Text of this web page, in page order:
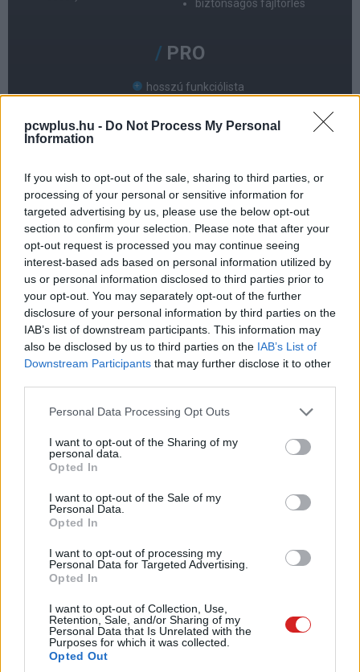
pcwplus.hu - Do Not Process My Personal
Information
If you wish to opt-out of the sale, sharing to third parties, or
processing of your personal or sensitive information for
targeted advertising by us, please use the below opt-out
section to confirm your selection. Please note that after your
opt-out request is processed you may continue seeing
interest-based ads based on personal information utilized by
us or personal information disclosed to third parties prior to
your opt-out. You may separately opt-out of the further
disclosure of your personal information by third parties on the
IAB’s list of downstream participants. This information may
also be disclosed by us to third parties on the IAB’s List of
Downstream Participants that may further disclose it to other
Please note that this website/app uses one or more Google
not limited to your visit or usage behaviour. You may click to
grant or deny consent to Google and its third-party tags to
use your data for below specified purposes in below Google
consent section.
Personal Data Processing Opt Outs
I want to opt-out of the Sharing of my
personal data.
Opted In
I want to opt-out of the Sale of my
Personal Data.
Opted In
I want to opt-out of processing my
Personal Data for Targeted Advertising.
Opted In
I want to opt-out of Collection, Use,
Retention, Sale, and/or Sharing of my
Personal Data that Is Unrelated with the
Purposes for which it was collected.
Opted Out
biztonságos fájltörlés
PRO
hosszú funkciólista
kedvező ár/licenc ár
KONTRA
kevésbé hatékony védelem
tolakodó ajánlatok
független mérés nélkül
Teljesítmény: 7
Ár/Érték: 6
Pulzusméréssel segíti a biztonságos mozgást az új
balatoni kardioösvény (X)
4 és egy 8 km-es egészségügyi tanösvény nyílt
#iobit #rendszertakarító
#végpontvédelem
#biztonság
#segédprogram